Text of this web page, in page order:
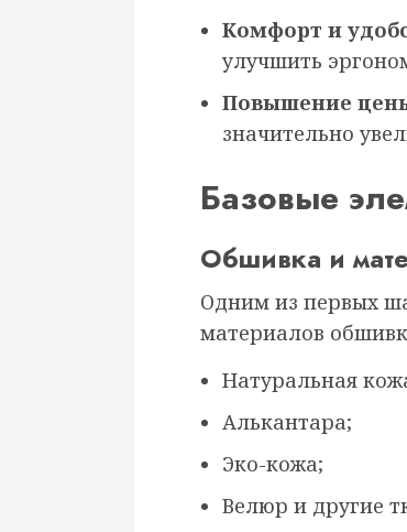
Комфорт и
улучшить
Повышение
значительно
Базовые
Обшивка и
Одним из первых
материалов
Натуральная
Алькантара;
Эко-кожа;
Велюр и другие